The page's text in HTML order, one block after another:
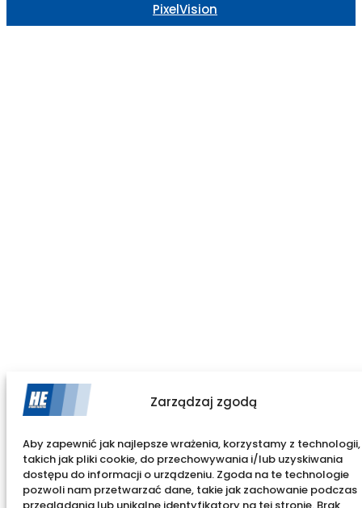
Zarządzaj zgodą
Aby zapewnić jak najlepsze wrażenia, korzystamy z technologii,
takich jak pliki cookie, do przechowywania i/lub uzyskiwania
dostępu do informacji o urządzeniu. Zgoda na te technologie
pozwoli nam przetwarzać dane, takie jak zachowanie podczas
przeglądania lub unikalne identyfikatory na tej stronie. Brak
PixelVision